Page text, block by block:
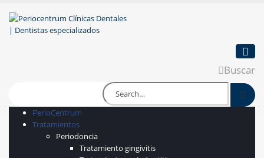
Buscar
PerioCentrum
Tratamientos
Periodoncia
Tratamiento gingivitis